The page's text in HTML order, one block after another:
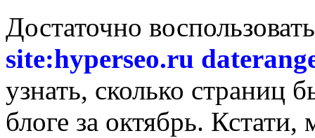
Достаточно
site:hyperseo.ru
узнать, сколько страниц
блоге за октябрь. Кстати,